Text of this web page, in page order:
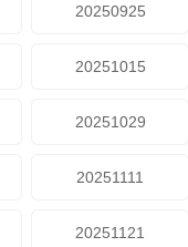
20250925
20251015
20251029
20251111
20251121